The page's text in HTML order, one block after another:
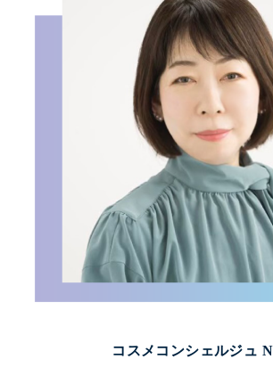
コスメコンシェルジュ